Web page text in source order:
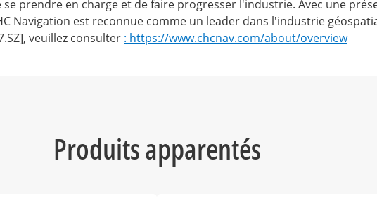
prendre en charge et de faire progresser l'industrie. Avec une
Navigation est reconnue comme un leader dans l'industrie
veuillez consulter : https://www.chcnav.com/about/overview
Produits apparentés